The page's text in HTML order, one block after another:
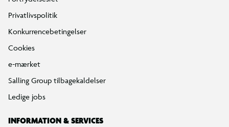
Privatlivspolitik
Konkurrencebetingelser
Cookies
e-mærket
Salling Group tilbagekaldelser
Ledige jobs
INFORMATION & SERVICES